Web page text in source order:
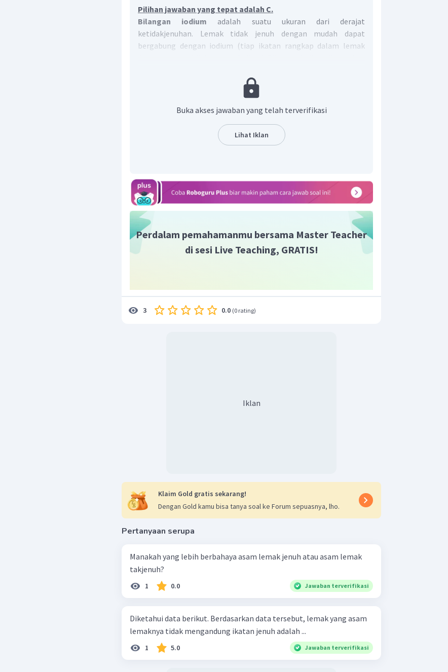
Pilihan jawaban yang tepat adalah C.
Bilangan iodiumadalah suatu ukuran dari derajat
ketidakjenuhan. Lemak tidak jenuh dengan mudah dapat
bergabung dengan iodium (tiap ikatan rangkap dalam lemak
Berikut adalah bilangan iodium dari beberapa lemak dan
kacang kedelaimenunjukkan derajat ketidakjenuhan yang lebih
tinggi dibandingkan dengan minyak kelapa (bilangan iodium 8).
Dengan demikian, senyawa yang memiliki derajat
ketidakjenuhan paling tinggi adalah minyak kacang kedelai.
Buka akses jawaban yang telah terverifikasi
Lihat Iklan
Perdalam pemahamanmu bersama Master Teacher
di sesi Live Teaching, GRATIS!
3 0.0 (0 rating)
Iklan
Klaim Gold gratis sekarang!
Dengan Gold kamu bisa tanya soal ke Forum sepuasnya, lho.
Pertanyaan serupa
Manakah yang lebih berbahaya asam lemak jenuh atau asam lemak
takjenuh?
1 0.0 Jawaban terverifikasi
Diketahui data berikut. Berdasarkan data tersebut, lemak yang asam
lemaknya tidak mengandung ikatan jenuh adalah ...
1 5.0 Jawaban terverifikasi